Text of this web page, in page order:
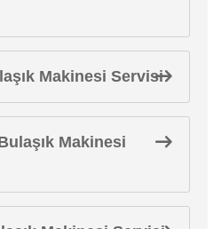
Makinesi Servisi
Makinesi